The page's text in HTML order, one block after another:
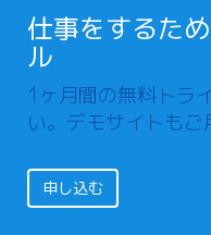
仕事をするた
ル
1ヶ月間の無料トラ
い。デモサイトもご
申し込む